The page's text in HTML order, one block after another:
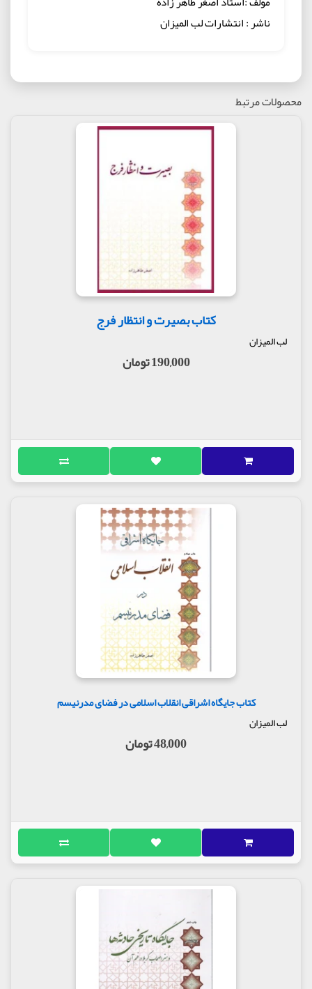
ناشر : انتشارات لب المیزان
محصولات مرتبط
کتاب بصیرت و انتظار فرج
لب المیزان
190,000 تومان
کتاب جایگاه اشراقی انقلاب اسلامی در فضای مدرنیسم
لب المیزان
48,000 تومان